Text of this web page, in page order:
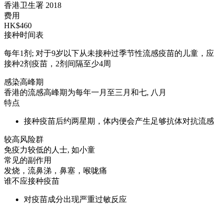
香港卫生署 2018
费用
HK$460
接种时间表
每年1剂; 对于9岁以下从未接种过季节性流感疫苗的儿童，应
接种2剂疫苗，2剂间隔至少4周
感染高峰期
香港的流感高峰期为每年一月至三月和七, 八月
特点
接种疫苗后约两星期，体内便会产生足够抗体对抗流感
较高风险群
免疫力较低的人士, 如小童
常见的副作用
发烧，流鼻涕，鼻塞，喉咙痛
谁不应接种疫苗
对疫苗成分出现严重过敏反应